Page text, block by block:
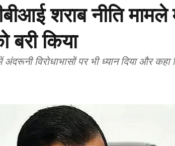
शराब नीति
बरी किया
अंदरूनी विरोधाभासों पर भी ध्यान दिया और